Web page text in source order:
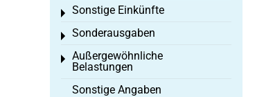
Sonstige Einkünfte
Toggle menu
Sonderausgaben
Toggle menu
Außergewöhnliche
Belastungen
Toggle menu
Sonstige Angaben